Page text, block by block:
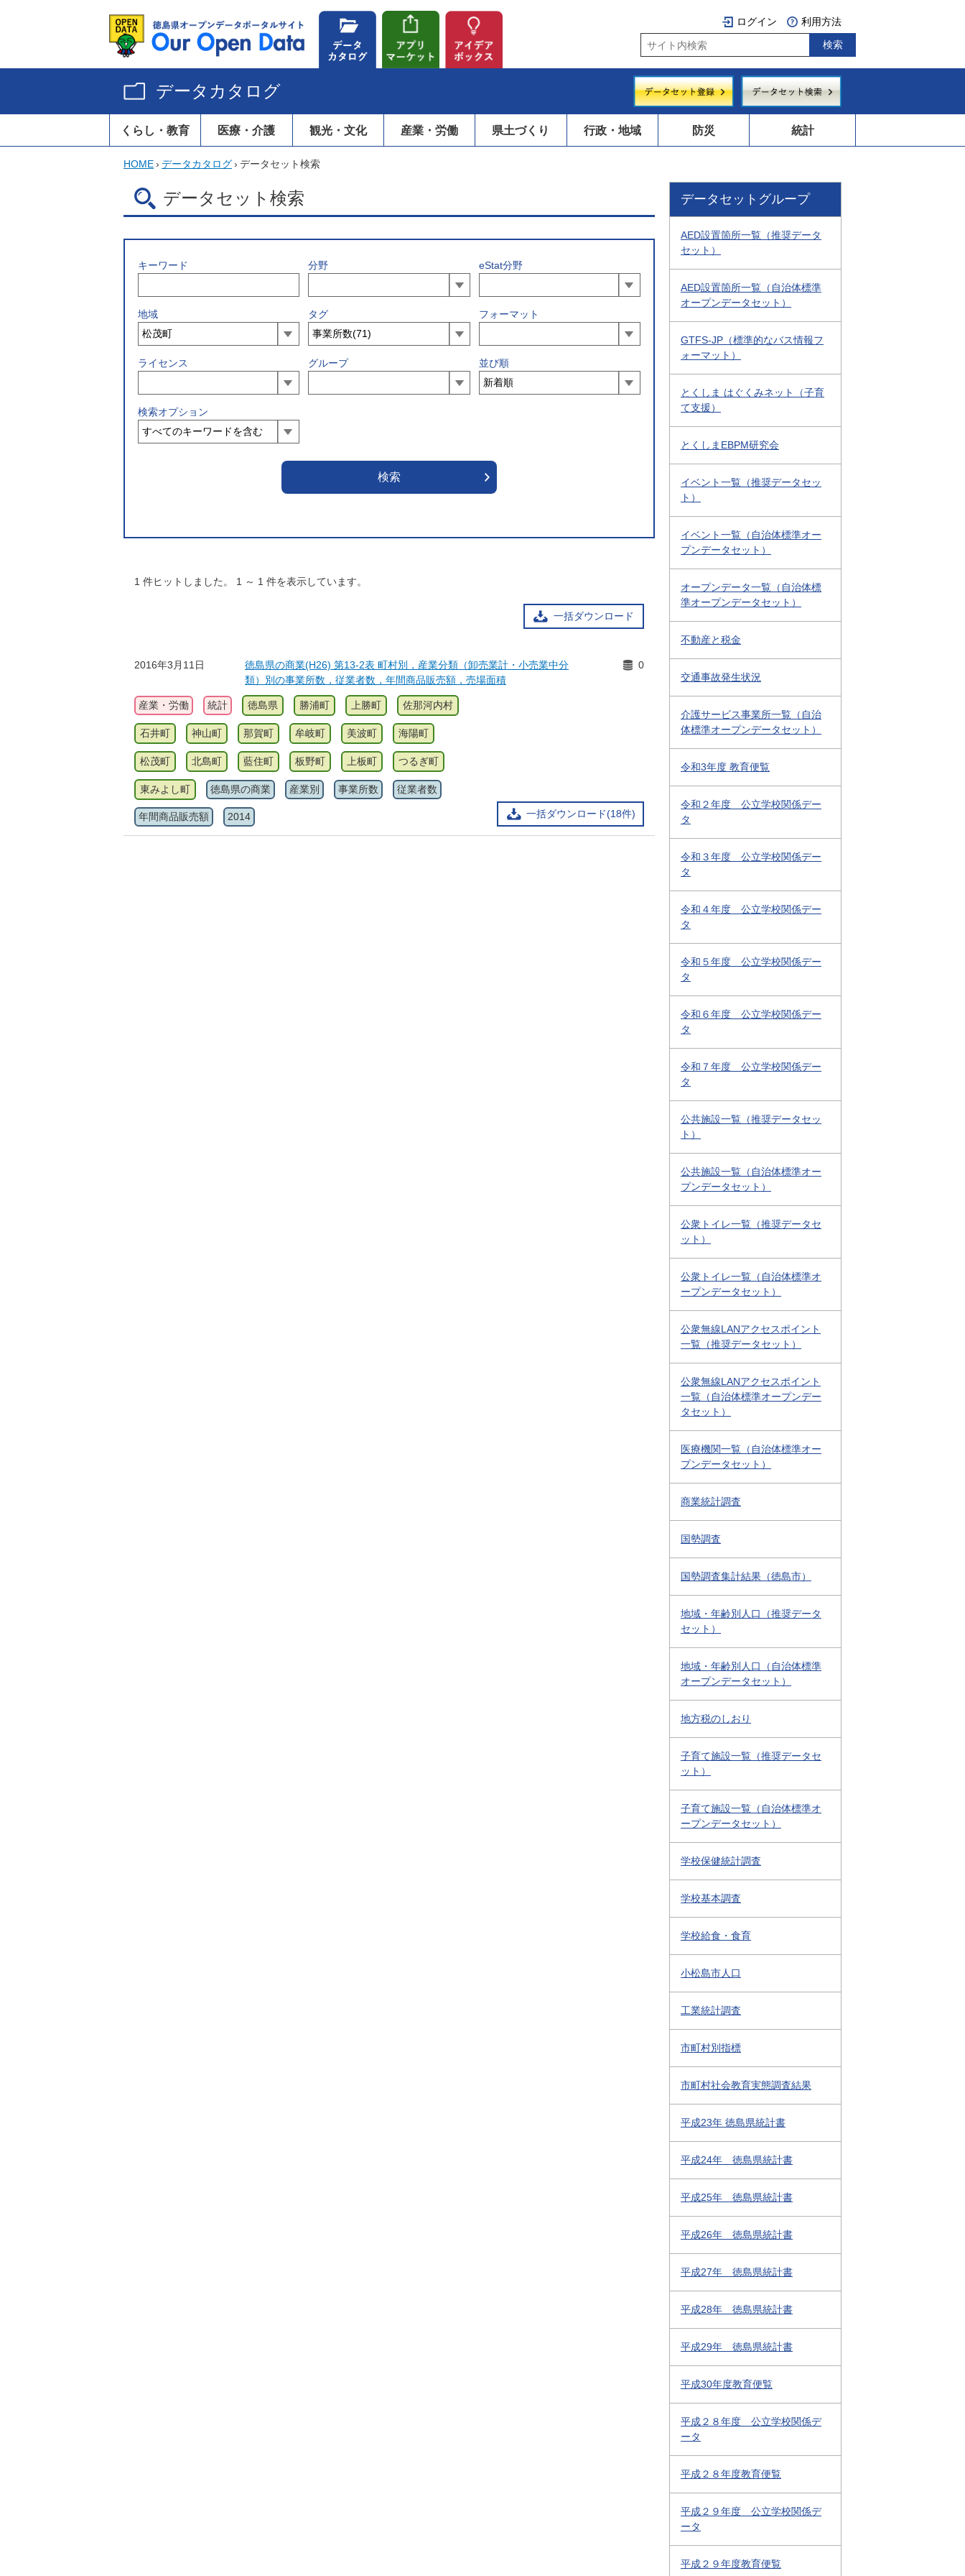
ログイン 利用方法
データカタログ
くらし・教育 医療・介護 観光・文化 産業・労働 県土づくり 行政・地域 防災 統計
HOME› データカタログ› データセット検索
データセット検索
キーワード 分野 eStat分野
地域 タグ フォーマット
ライセンス グループ 並び順
検索オプション
1 件ヒットしました。 1 ～ 1 件を表示しています。
一括ダウンロード
2016年3月11日
徳島県の商業(H26) 第13-2表 町村別，産業分類（卸売業計・小売業中分
類）別の事業所数，従業者数，年間商品販売額，売場面積
一括ダウンロード(18件)
0
産業・労働 統計 徳島県 勝浦町 上勝町 佐那河内村
石井町 神山町 那賀町 牟岐町 美波町 海陽町
松茂町 北島町 藍住町 板野町 上板町 つるぎ町
東みよし町 徳島県の商業 産業別 事業所数 従業者数
年間商品販売額 2014
データセットグループ
AED設置箇所一覧（推奨データ
セット）
AED設置箇所一覧（自治体標準
オープンデータセット）
GTFS-JP（標準的なバス情報フ
ォーマット）
とくしま はぐくみネット（子育
て支援）
とくしまEBPM研究会
イベント一覧（推奨データセッ
ト）
イベント一覧（自治体標準オー
プンデータセット）
オープンデータ一覧（自治体標
準オープンデータセット）
不動産と税金
交通事故発生状況
介護サービス事業所一覧（自治
体標準オープンデータセット）
令和3年度 教育便覧
令和２年度 公立学校関係デー
タ
令和３年度 公立学校関係デー
タ
令和４年度 公立学校関係デー
タ
令和５年度 公立学校関係デー
タ
令和６年度 公立学校関係デー
タ
令和７年度 公立学校関係デー
タ
公共施設一覧（推奨データセッ
ト）
公共施設一覧（自治体標準オー
プンデータセット）
公衆トイレ一覧（推奨データセ
ット）
公衆トイレ一覧（自治体標準オ
ープンデータセット）
公衆無線LANアクセスポイント
一覧（推奨データセット）
公衆無線LANアクセスポイント
一覧（自治体標準オープンデー
タセット）
医療機関一覧（自治体標準オー
プンデータセット）
商業統計調査
国勢調査
国勢調査集計結果（徳島市）
地域・年齢別人口（推奨データ
セット）
地域・年齢別人口（自治体標準
オープンデータセット）
地方税のしおり
子育て施設一覧（推奨データセ
ット）
子育て施設一覧（自治体標準オ
ープンデータセット）
学校保健統計調査
学校基本調査
学校給食・食育
小松島市人口
工業統計調査
市町村別指標
市町村社会教育実態調査結果
平成23年 徳島県統計書
平成24年 徳島県統計書
平成25年 徳島県統計書
平成26年 徳島県統計書
平成27年 徳島県統計書
平成28年 徳島県統計書
平成29年 徳島県統計書
平成30年度教育便覧
平成２８年度 公立学校関係デ
ータ
平成２８年度教育便覧
平成２９年度 公立学校関係デ
ータ
平成２９年度教育便覧